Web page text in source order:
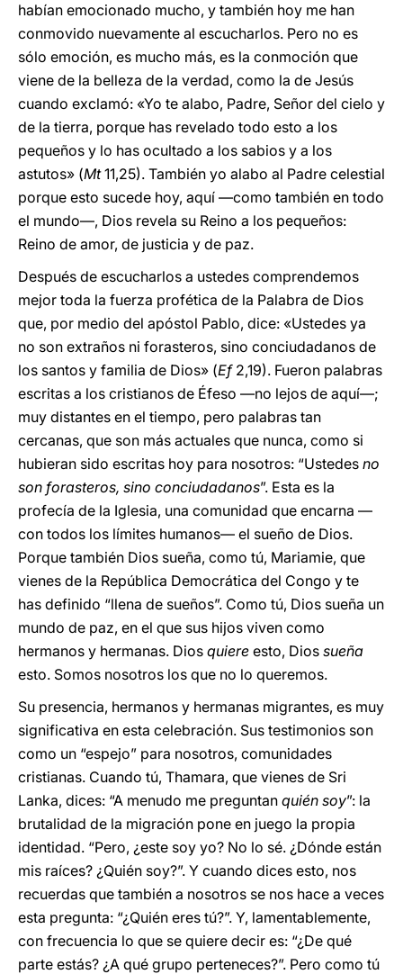
habían emocionado mucho, y también hoy me han
conmovido nuevamente al escucharlos. Pero no es
sólo emoción, es mucho más, es la conmoción que
viene de la belleza de la verdad, como la de Jesús
cuando exclamó: «Yo te alabo, Padre, Señor del cielo y
de la tierra, porque has revelado todo esto a los
pequeños y lo has ocultado a los sabios y a los
astutos» (Mt11,25). También yo alabo al Padre celestial
porque esto sucede hoy, aquí —como también en todo
el mundo—, Dios revela su Reino a los pequeños:
Reino de amor, de justicia y de paz.
Después de escucharlos a ustedes comprendemos
mejor toda la fuerza profética de la Palabra de Dios
que, por medio del apóstol Pablo, dice: «Ustedes ya
no son extraños ni forasteros, sino conciudadanos de
los santos y familia de Dios» (Ef 2,19). Fueron palabras
escritas a los cristianos de Éfeso —no lejos de aquí—;
muy distantes en el tiempo, pero palabras tan
cercanas, que son más actuales que nunca, como si
hubieran sido escritas hoy para nosotros: “Ustedes no
son forasteros, sino conciudadanos”. Esta es la
profecía de la Iglesia, una comunidad que encarna —
con todos los límites humanos— el sueño de Dios.
Porque también Dios sueña, como tú, Mariamie, que
vienes de la República Democrática del Congo y te
has definido “llena de sueños”. Como tú, Dios sueña un
mundo de paz, en el que sus hijos viven como
hermanos y hermanas. Dios quiere esto, Dios sueña
esto. Somos nosotros los que no lo queremos.
Su presencia, hermanos y hermanas migrantes, es muy
significativa en esta celebración. Sus testimonios son
como un “espejo” para nosotros, comunidades
cristianas. Cuando tú, Thamara, que vienes de Sri
Lanka, dices: “A menudo me preguntan quién soy”: la
brutalidad de la migración pone en juego la propia
identidad. “Pero, ¿este soy yo? No lo sé. ¿Dónde están
mis raíces? ¿Quién soy?”. Y cuando dices esto, nos
recuerdas que también a nosotros se nos hace a veces
esta pregunta: “¿Quién eres tú?”. Y, lamentablemente,
con frecuencia lo que se quiere decir es: “¿De qué
parte estás? ¿A qué grupo perteneces?”. Pero como tú